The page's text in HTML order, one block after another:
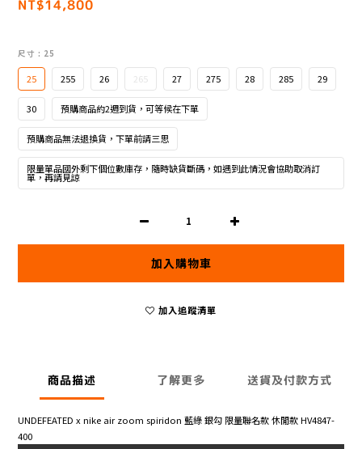
NT$14,800
尺寸 : 25
25 255 26 265 27 275 28 285 29
30 預購商品約2週到貨，可等候在下單
預購商品無法退換貨，下單前請三思
限量單品國外剩下個位數庫存，隨時缺貨斷碼，如遇到此情況會協助取消訂
單，再請見諒
加入購物車
加入追蹤清單
商品描述 了解更多 送貨及付款方式
UNDEFEATED x nike air zoom spiridon 藍綠 銀勾 限量聯名款 休閒款 HV4847-
400